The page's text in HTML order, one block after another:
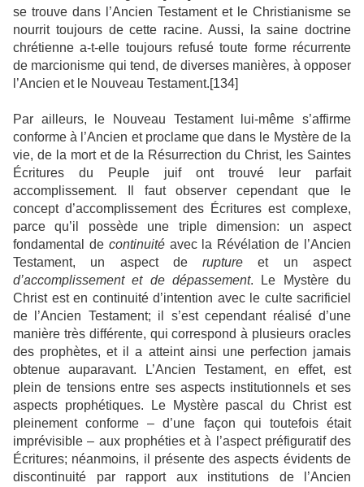
se trouve dans l’Ancien Testament et le Christianisme se
nourrit toujours de cette racine. Aussi, la saine doctrine
chrétienne a-t-elle toujours refusé toute forme récurrente
de marcionisme qui tend, de diverses manières, à opposer
l’Ancien et le Nouveau Testament.[134]
Par ailleurs, le Nouveau Testament lui-même s’affirme
conforme à l’Ancien et proclame que dans le Mystère de la
vie, de la mort et de la Résurrection du Christ, les Saintes
Écritures du Peuple juif ont trouvé leur parfait
accomplissement. Il faut observer cependant que le
concept d’accomplissement des Écritures est complexe,
parce qu’il possède une triple dimension: un aspect
fondamental de continuitéavec la Révélation de l’Ancien
Testament, un aspect derupture et un aspect
d’accomplissement et de dépassement. Le Mystère du
Christ est en continuité d’intention avec le culte sacrificiel
de l’Ancien Testament; il s’est cependant réalisé d’une
manière très différente, qui correspond à plusieurs oracles
des prophètes, et il a atteint ainsi une perfection jamais
obtenue auparavant. L’Ancien Testament, en effet, est
plein de tensions entre ses aspects institutionnels et ses
aspects prophétiques. Le Mystère pascal du Christ est
pleinement conforme – d’une façon qui toutefois était
imprévisible – aux prophéties et à l’aspect préfiguratif des
Écritures; néanmoins, il présente des aspects évidents de
discontinuité par rapport aux institutions de l’Ancien